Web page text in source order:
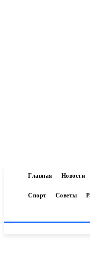
Главная Новости
Спорт Советы